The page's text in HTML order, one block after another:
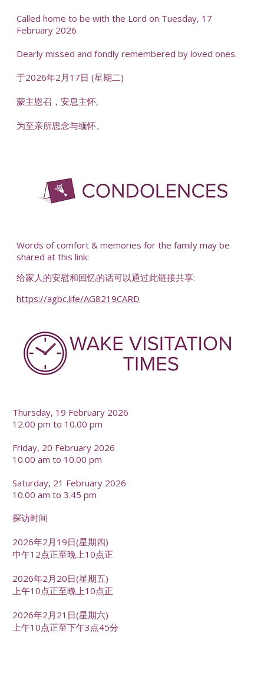
Called home to be with the Lord on Tuesday, 17
February 2026
Dearly missed and fondly remembered by loved ones.
于2026年2月17日 (星期二)
蒙主恩召，安息主怀,
为至亲所思念与缅怀。
Words of comfort & memories for the family may be
shared at this link:
给家人的安慰和回忆的话可以通过此链接共享:
https://agbc.life/AG8219CARD
Thursday, 19 February 2026
12.00 pm to 10.00 pm
Friday, 20 February 2026
10.00 am to 10.00 pm
Saturday, 21 February 2026
10.00 am to 3.45 pm
探访时间
2026年2月19日(星期四)
中午12点正至晚上10点正
2026年2月20日(星期五)
上午10点正至晚上10点正
2026年2月21日(星期六)
上午10点正至下午3点45分